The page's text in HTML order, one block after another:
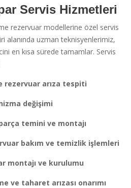
Servis Hizmetleri
rezervuar modellerine özel servis
alanında uzman teknisyenlerimiz,
en kısa sürede tamamlar. Servis
rezervuar arıza tespiti
değişimi
temini ve montajı
bakım ve temizlik işlemleri
montajı ve kurulumu
ve taharet arızası onarımı